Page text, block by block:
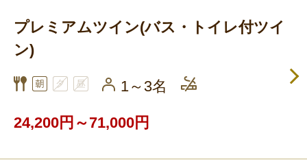
プレミアムツイン(バス・トイレ付ツイ
ン)
1～3名
24,200円～71,000円